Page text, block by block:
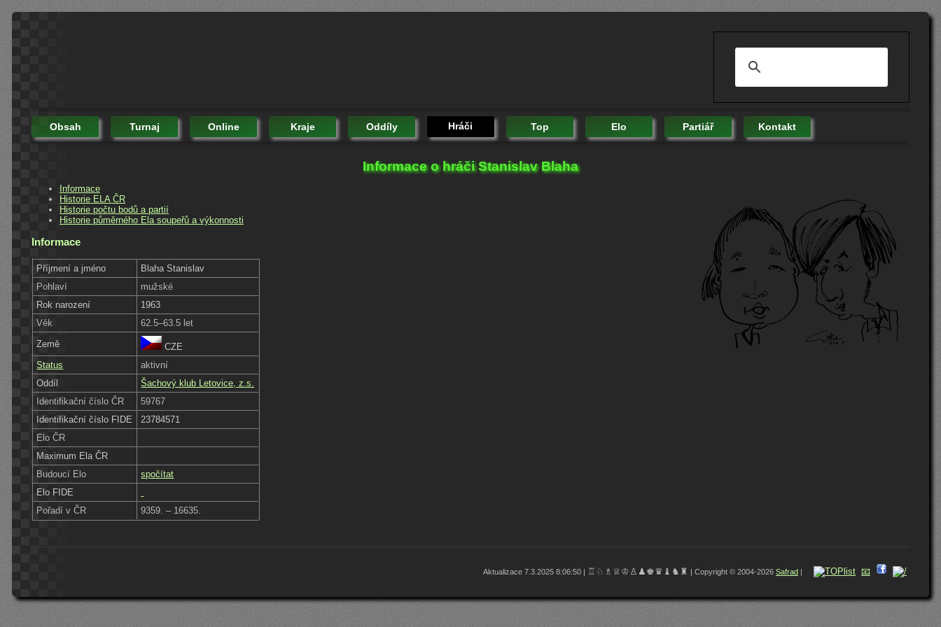
Obsah Turnaj Online Kraje Oddíly Hráči Top Elo Partiář Kontakt
Informace o hráči Stanislav Blaha
Informace
Historie ELA ČR
Historie počtu bodů a partií
Historie půměrného Ela soupeřů a výkonnosti
Informace
Příjmení a jméno
Blaha Stanislav
Pohlaví
mužské
Rok narození
1963
Věk
62.5–63.5 let
Země
CZE
Status
aktivní
Oddíl
Šachový klub Letovice, z.s.
Identifikační číslo ČR
59767
Identifikační číslo FIDE
23784571
Elo ČR
Maximum Ela ČR
Budoucí Elo
spočítat
Elo FIDE
Pořadí v ČR
9359. – 16635.
Aktualizace 7.3.2025 8:06:50 | ♖♘♗♕♔♙♟♚♛♝♞♜ | Copyright © 2004-2026 Safrad | 📧